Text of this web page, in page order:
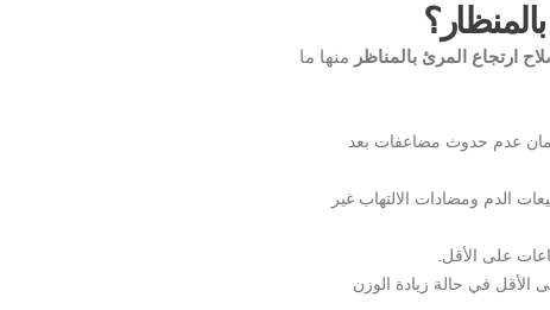
ارتجاع المرئ بالمناظر منها ما
عدم حدوث مضاعفات بعد
الدم ومضادات الالتهاب غير
الأقل في حالة زيادة الوزن